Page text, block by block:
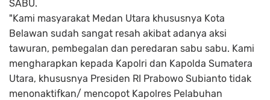
SABU.
"Kami masyarakat Medan Utara khususnya Kota
Belawan sudah sangat resah akibat adanya aksi
tawuran, pembegalan dan peredaran sabu sabu. Kami
mengharapkan kepada Kapolri dan Kapolda Sumatera
Utara, khususnya Presiden RI Prabowo Subianto tidak
menonaktifkan/ mencopot Kapolres Pelabuhan